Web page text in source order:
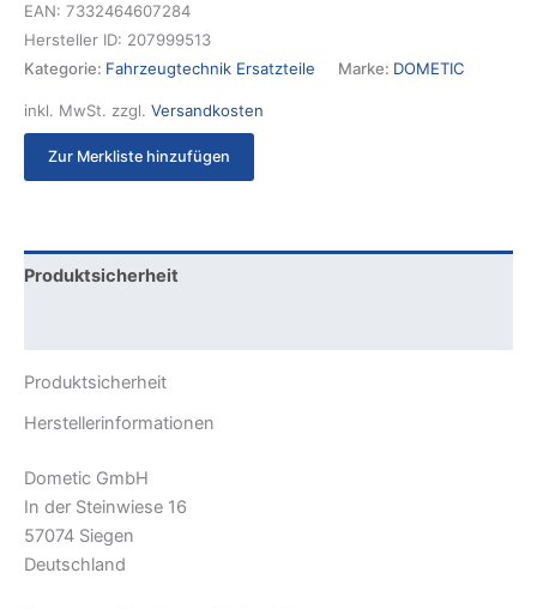
EAN: 7332464607284
Hersteller ID: 207999513
Kategorie: Fahrzeugtechnik Ersatzteile Marke: DOMETIC
inkl. MwSt. zzgl. Versandkosten
Zur Merkliste hinzufügen
Produktsicherheit
Produktsicherheit
Herstellerinformationen
Dometic GmbH
In der Steinwiese 16
57074 Siegen
Deutschland